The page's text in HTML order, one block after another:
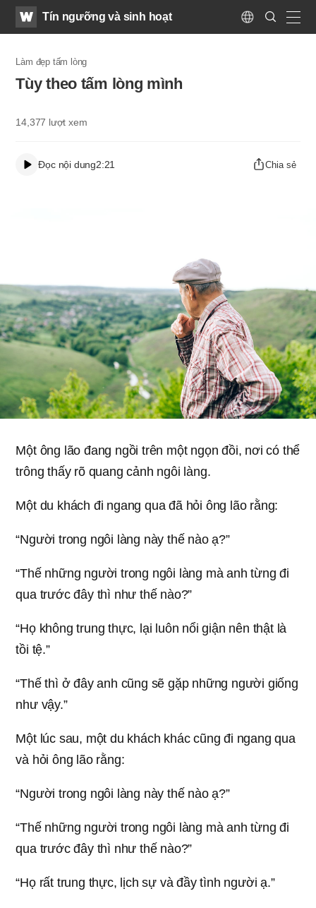
WATVTín ngưỡng và sinh hoạt
Language
Search
Submit
Làm đẹp tấm lòng
Tùy theo tấm lòng mình
14,377 lượt xem
Đọc nội dung2:21 Chia sẻ
Một ông lão đang ngồi trên một ngọn đồi, nơi có thể
trông thấy rõ quang cảnh ngôi làng.
Một du khách đi ngang qua đã hỏi ông lão rằng:
“Người trong ngôi làng này thế nào ạ?”
“Thế những người trong ngôi làng mà anh từng đi
qua trước đây thì như thế nào?”
“Họ không trung thực, lại luôn nổi giận nên thật là
tồi tệ.”
“Thế thì ở đây anh cũng sẽ gặp những người giống
như vậy.”
Một lúc sau, một du khách khác cũng đi ngang qua
và hỏi ông lão rằng:
“Người trong ngôi làng này thế nào ạ?”
“Thế những người trong ngôi làng mà anh từng đi
qua trước đây thì như thế nào?”
“Họ rất trung thực, lịch sự và đầy tình người ạ.”